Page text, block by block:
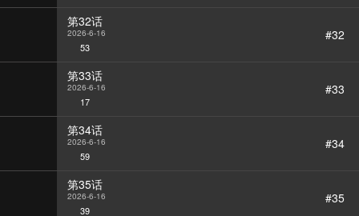
第32话
2026-6-16
53
#32
第33话
2026-6-16
17
#33
第34话
2026-6-16
59
#34
第35话
2026-6-16
39
#35